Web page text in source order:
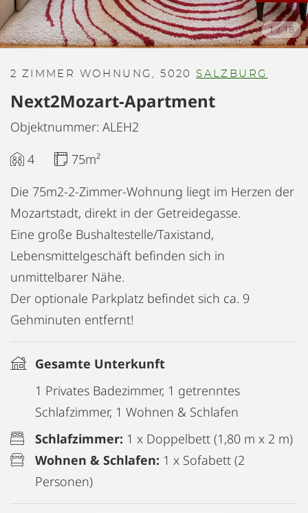
1/18
2 ZIMMER WOHNUNG, 5020 SALZBURG
Next2Mozart-Apartment
Objektnummer: ALEH2
4
75m²
Die 75m2-2-Zimmer-Wohnung liegt im Herzen der
Mozartstadt, direkt in der Getreidegasse.
Eine große Bushaltestelle/Taxistand,
Lebensmittelgeschäft befinden sich in
unmittelbarer Nähe.
Der optionale Parkplatz befindet sich ca. 9
Gehminuten entfernt!
Gesamte Unterkunft
1 Privates Badezimmer, 1 getrenntes
Schlafzimmer, 1 Wohnen & Schlafen
Schlafzimmer: 1 x Doppelbett (1,80 m x 2 m)
Wohnen & Schlafen: 1 x Sofabett (2
Personen)